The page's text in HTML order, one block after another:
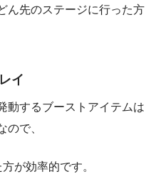
ん先のステージに行った方
イ
動するブーストアイテムは
ので、
が効率的です。